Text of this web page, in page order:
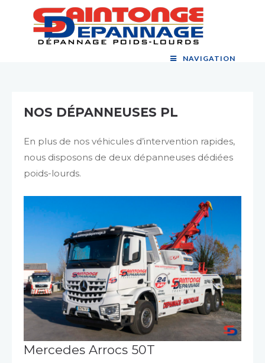
SAINTONGE DÉPANNAGE POIDS-
Dépannage, remorquage et assistance poids-lourds à Saintes
NAVIGATION
NOS DÉPANNEUSES PL
En plus de nos véhicules d’intervention rapides,
nous disposons de deux dépanneuses dédiées
poids-lourds.
Mercedes Arrocs 50T